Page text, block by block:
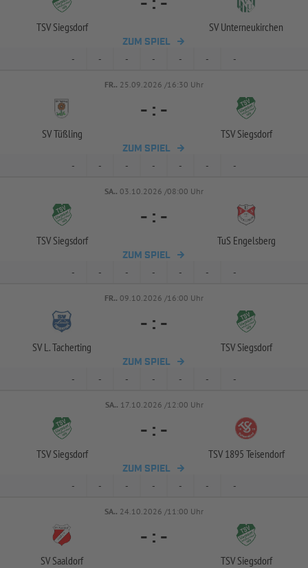
TSV Siegsdorf SV Unterneukirchen
ZUM SPIEL
- - - - - - -
FR.. 25.09.2026 /16:30 Uhr
SV Tüßling
- : -
TSV Siegsdorf
ZUM SPIEL
- - - - - - -
SA.. 03.10.2026 /08:00 Uhr
TSV Siegsdorf
- : -
TuS Engelsberg
ZUM SPIEL
- - - - - - -
FR.. 09.10.2026 /16:00 Uhr
SV L. Tacherting
- : -
TSV Siegsdorf
ZUM SPIEL
- - - - - - -
SA.. 17.10.2026 /12:00 Uhr
TSV Siegsdorf
- : -
TSV 1895 Teisendorf
ZUM SPIEL
- - - - - - -
SA.. 24.10.2026 /11:00 Uhr
SV Saaldorf
- : -
TSV Siegsdorf